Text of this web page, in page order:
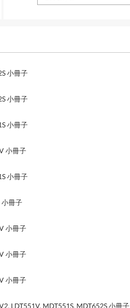
小冊子
小冊子
小冊子
小冊子
小冊子
小冊子
小冊子
小冊子
小冊子
LDT551V, MDT551S, MDT652S 小冊子